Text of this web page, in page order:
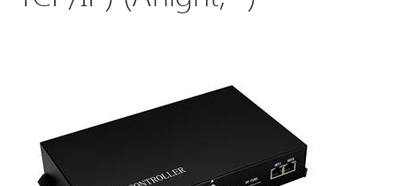
накаливания/
галоген/
энергосберегающие